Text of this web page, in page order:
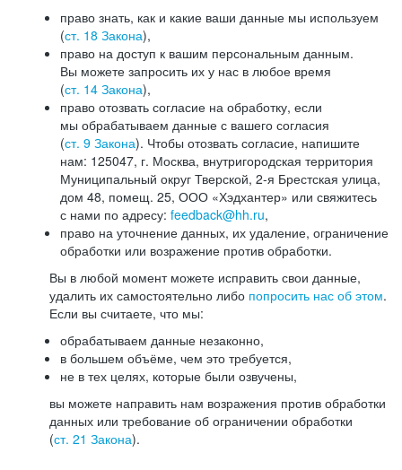
право знать, как и какие ваши данные мы используем
(ст. 18 Закона),
право на доступ к вашим персональным данным.
Вы можете запросить их у нас в любое время
(ст. 14 Закона),
право отозвать согласие на обработку, если
мы обрабатываем данные с вашего согласия
(ст. 9 Закона). Чтобы отозвать согласие, напишите
нам: 125047, г. Москва, внутригородская территория
Муниципальный округ Тверской, 2-я Брестская улица,
дом 48, помещ. 25, ООО «Хэдхантер» или свяжитесь
с нами по адресу: feedback@hh.ru,
право на уточнение данных, их удаление, ограничение
обработки или возражение против обработки.
Вы в любой момент можете исправить свои данные,
удалить их самостоятельно либо попросить нас об этом.
Если вы считаете, что мы:
обрабатываем данные незаконно,
в большем объёме, чем это требуется,
не в тех целях, которые были озвучены,
вы можете направить нам возражения против обработки
данных или требование об ограничении обработки
(ст. 21 Закона).